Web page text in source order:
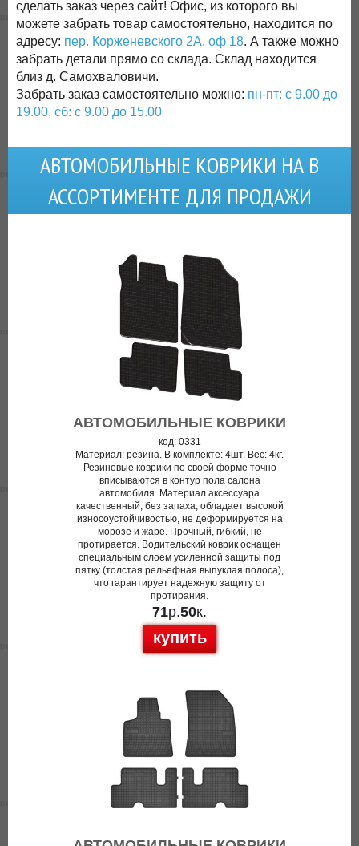
сделать заказ через сайт! Офис, из которого вы
можете забрать товар самостоятельно, находится по
адресу: пер. Корженевского 2А, оф 18. А также можно
забрать детали прямо со склада. Склад находится
близ д. Самохваловичи.
Забрать заказ самостоятельно можно: пн-пт: с 9.00 до
19.00, сб: с 9.00 до 15.00
АВТОМОБИЛЬНЫЕ КОВРИКИ НА В
АССОРТИМЕНТЕ ДЛЯ ПРОДАЖИ
АВТОМОБИЛЬНЫЕ КОВРИКИ
код: 0331
Материал: резина. В комплекте: 4шт. Вес: 4кг.
Резиновые коврики по своей форме точно
вписываются в контур пола салона
автомобиля. Материал аксессуара
качественный, без запаха, обладает высокой
износоустойчивостью, не деформируется на
морозе и жаре. Прочный, гибкий, не
протирается. Водительский коврик оснащен
специальным слоем усиленной защиты под
пятку (толстая рельефная выпуклая полоса),
что гарантирует надежную защиту от
протирания.
71р.50к.
купить